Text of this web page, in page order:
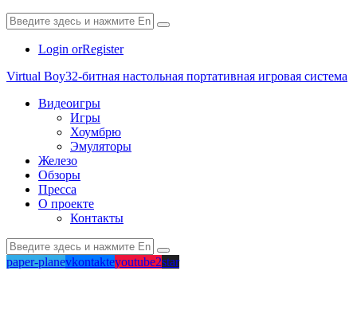
Login orRegister
Virtual Boy32-битная настольная портативная игровая система
Видеоигры
Игры
Хоумбрю
Эмуляторы
Железо
Обзоры
Пресса
О проекте
Контакты
paper-planevkontakteyoutube2star